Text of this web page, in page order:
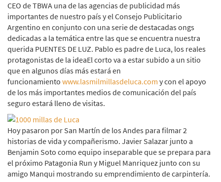
CEO de TBWA una de las agencias de publicidad más
importantes de nuestro país y el Consejo Publicitario
Argentino en conjunto con una serie de destacadas ongs
dedicadas a la temática entre las que se encuentra nuestra
querida PUENTES DE LUZ. Pablo es padre de Luca, los reales
protagonistas de la ideaEl corto va a estar subido a un sitio
que en algunos días más estará en
funcionamiento www.lasmilmillasdeluca.com y con el apoyo
de los más importantes medios de comunicación del país
seguro estará lleno de visitas.
Hoy pasaron por San Martín de los Andes para filmar 2
historias de vida y compañerismo. Javier Salazar junto a
Benjamin Soto como equipo inseparable que se prepara para
el próximo Patagonia Run y Miguel Manriquez junto con su
amigo Manqui mostrando su emprendimiento de carpintería.